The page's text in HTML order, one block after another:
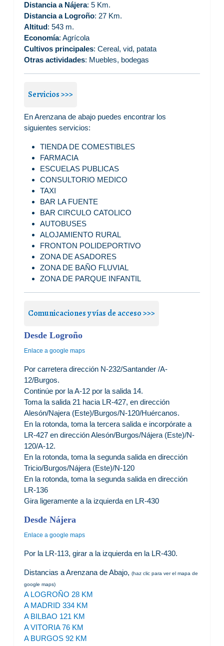
Distancia a Nájera: 5 Km.
Distancia a Logroño: 27 Km.
Altitud: 543 m.
Economía: Agrícola
Cultivos principales: Cereal, vid, patata
Otras actividades: Muebles, bodegas
Servicios >>>
En Arenzana de abajo puedes encontrar los
siguientes servicios:
TIENDA DE COMESTIBLES
FARMACIA
ESCUELAS PUBLICAS
CONSULTORIO MEDICO
TAXI
BAR LA FUENTE
BAR CIRCULO CATOLICO
AUTOBUSES
ALOJAMIENTO RURAL
FRONTON POLIDEPORTIVO
ZONA DE ASADORES
ZONA DE BAÑO FLUVIAL
ZONA DE PARQUE INFANTIL
Comunicaciones y vías de acceso >>>
Desde Logroño
Enlace a google maps
Por carretera dirección N-232/Santander /A-
12/Burgos.
Continúe por la A-12 por la salida 14.
Toma la salida 21 hacia LR-427, en dirección
Alesón/Najera (Este)/Burgos/N-120/Huércanos.
En la rotonda, toma la tercera salida e incorpórate a
LR-427 en dirección Alesón/Burgos/Nájera (Este)/N-
120/A-12.
En la rotonda, toma la segunda salida en dirección
Tricio/Burgos/Nájera (Este)/N-120
En la rotonda, toma la segunda salida en dirección
LR-136
Gira ligeramente a la izquierda en LR-430
Desde Nájera
Enlace a google maps
Por la LR-113, girar a la izquierda en la LR-430.
Distancias a Arenzana de Abajo, (haz clic para ver el mapa de
google maps)
A LOGROÑO 28 KM
A MADRID 334 KM
A BILBAO 121 KM
A VITORIA 76 KM
A BURGOS 92 KM